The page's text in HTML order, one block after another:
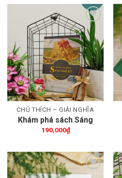
Thêm wishlist
CHÚ THÍCH – GIẢI NGHĨA
Khám phá sách Sáng
Thế Ký
190,000₫